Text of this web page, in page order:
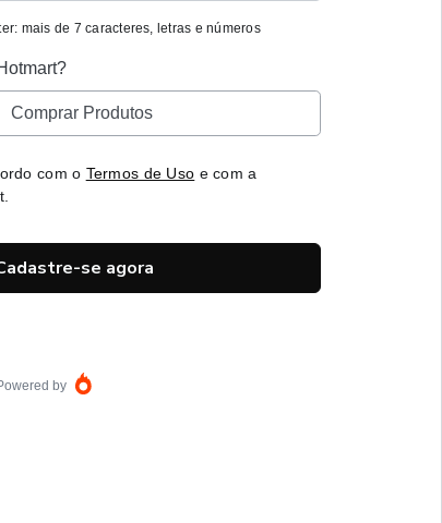
mais de 7 caracteres, letras e números
Comprar Produtos
com o Termos de Uso e com a
se agora
by